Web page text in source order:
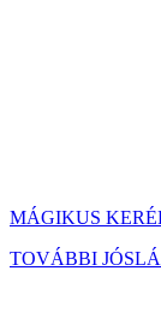
MÁGIKUS
TOVÁBBI